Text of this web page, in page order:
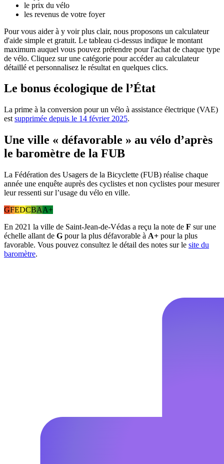
le prix du vélo
les revenus de votre foyer
Pour vous aider à y voir plus clair, nous proposons un calculateur
d'aide simple et gratuit. Le tableau ci-dessus indique le montant
maximum auquel vous pouvez prétendre pour l'achat de chaque type
de vélo. Cliquez sur une catégorie pour accéder au calculateur
détaillé et personnalisez le résultat en quelques clics.
Le bonus écologique de l’État
La prime à la conversion pour un vélo à assistance électrique (VAE)
est supprimée depuis le 14 février 2025.
Une ville « défavorable » au vélo d’après
le baromètre de la FUB
La Fédération des Usagers de la Bicyclette (FUB) réalise chaque
année une enquête auprès des cyclistes et non cyclistes pour mesurer
leur ressenti sur l’usage du vélo en ville.
GFEDCBAA+
En 2021 la ville de Saint-Jean-de-Védas a reçu la note de F sur une
échelle allant de G pour la plus défavorable à A+ pour la plus
favorable. Vous pouvez consultez le détail des notes sur le site du
baromètre.